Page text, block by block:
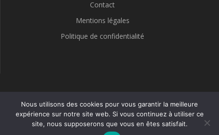
Contact
Mentions légales
Politique de confidentialité
LYON METEO
© 2026 LYON METEO. Construit avec WordPress et le thème
Nous utilisons des cookies pour vous garantir la meilleure
expérience sur notre site web. Si vous continuez à utiliser ce
site, nous supposerons que vous en êtes satisfait.